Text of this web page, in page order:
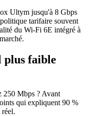
Ultym jusqu'à 8 Gbps
tarifaire souvent
du Wi-Fi 6E intégré à
plus faible
250 Mbps ? Avant
qui expliquent 90 %